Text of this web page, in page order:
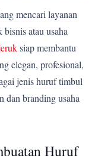
mencari layanan
atau usaha
siap membantu
elegan, profesional,
jenis huruf timbul
dan branding usaha
Huruf